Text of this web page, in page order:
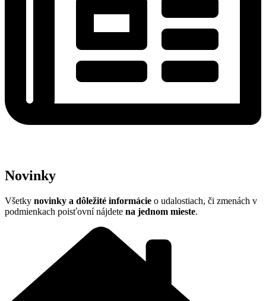
Novinky
Všetky novinky a dôležité informácie o udalostiach, či zmenách v
podmienkach poisťovní nájdete na jednom mieste.